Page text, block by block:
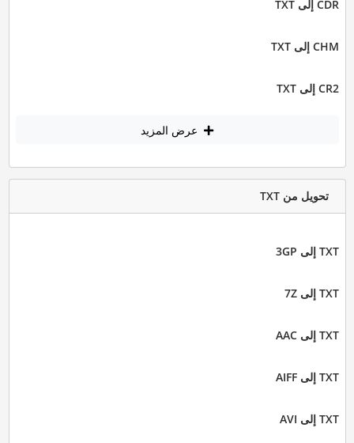
CDR إلى TXT
CHM إلى TXT
CR2 إلى TXT
عرض المزيد
تحويل من TXT
TXT إلى 3GP
TXT إلى 7Z
TXT إلى AAC
TXT إلى AIFF
TXT إلى AVI